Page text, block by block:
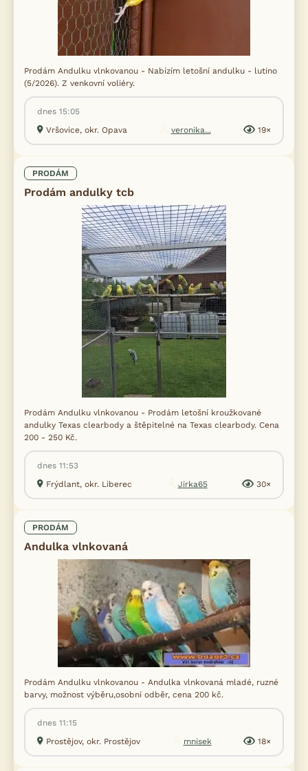
Prodám Andulku vlnkovanou - Nabízím letošní andulku - lutino
(5/2026). Z venkovní voliéry.
dnes 15:05
Vršovice, okr. Opava
veronika... 19×
PRODÁM
Prodám andulky tcb
Prodám Andulku vlnkovanou - Prodám letošní kroužkované
andulky Texas clearbody a štěpitelné na Texas clearbody. Cena
200 - 250 Kč.
dnes 11:53
Frýdlant, okr. Liberec
Jirka65 30×
PRODÁM
Andulka vlnkovaná
Prodám Andulku vlnkovanou - Andulka vlnkovaná mladé, ruzné
barvy, možnost výběru,osobní odběr, cena 200 kč.
dnes 11:15
Prostějov, okr. Prostějov
mnisek 18×